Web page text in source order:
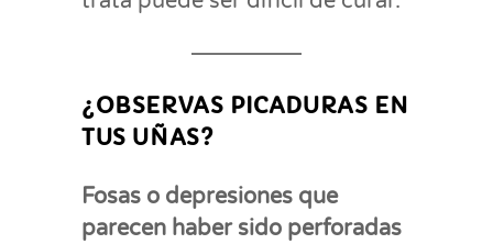
¿OBSERVAS PICADURAS EN
TUS UÑAS?
Fosas o depresiones que
parecen haber sido perforadas